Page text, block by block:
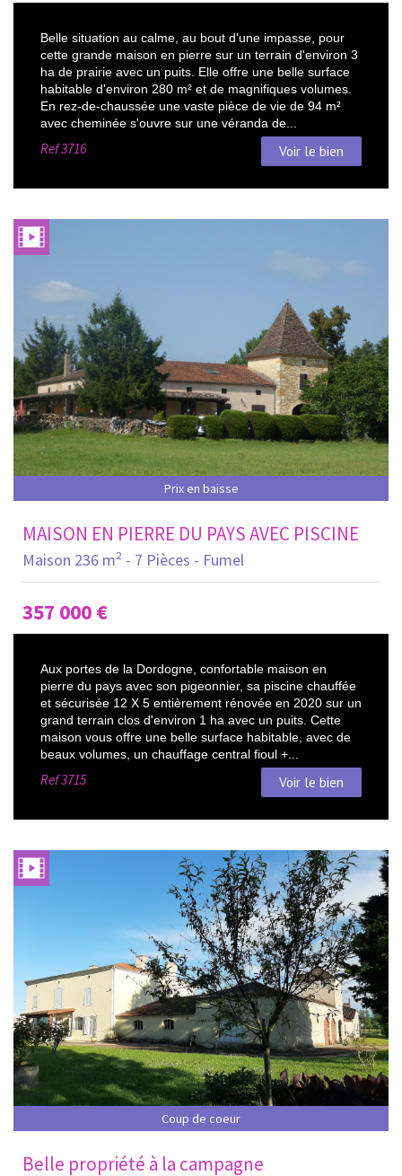
Belle situation au calme, au bout d'une impasse, pour
cette grande maison en pierre sur un terrain d'environ 3
ha de prairie avec un puits. Elle offre une belle surface
habitable d'environ 280 m² et de magnifiques volumes.
En rez-de-chaussée une vaste pièce de vie de 94 m²
avec cheminée s'ouvre sur une véranda de...
Ref3716 Voir le bien
Prix en baisse
MAISON EN PIERRE DU PAYS AVEC PISCINE
Maison 236 m² - 7 Pièces - Fumel
357 000 €
Aux portes de la Dordogne, confortable maison en
pierre du pays avec son pigeonnier, sa piscine chauffée
et sécurisée 12 X 5 entièrement rénovée en 2020 sur un
grand terrain clos d'environ 1 ha avec un puits. Cette
maison vous offre une belle surface habitable, avec de
beaux volumes, un chauffage central fioul +...
Ref3715 Voir le bien
Coup de coeur
Belle propriété à la campagne